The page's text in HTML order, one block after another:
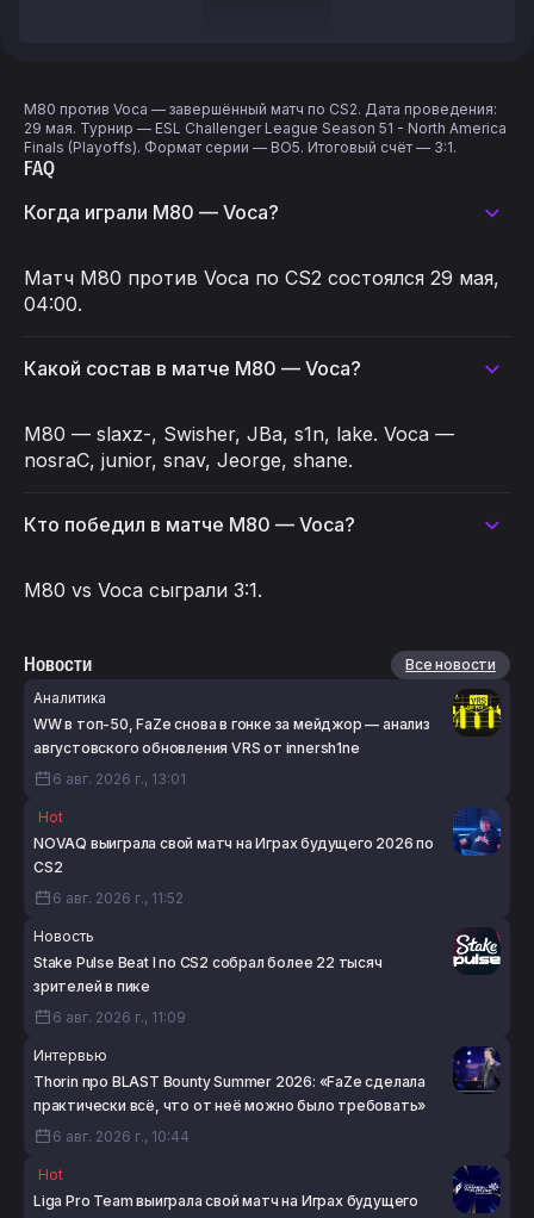
M80 против Voca — завершённый матч по CS2. Дата проведения:
29 мая. Турнир — ESL Challenger League Season 51 - North America
Finals (Playoffs). Формат серии — BO5. Итоговый счёт — 3:1.
FAQ
Когда играли M80 — Voca?
Матч M80 против Voca по CS2 состоялся 29 мая,
04:00.
Какой состав в матче M80 — Voca?
M80 — slaxz-, Swisher, JBa, s1n, lake. Voca —
nosraC, junior, snav, Jeorge, shane.
Кто победил в матче M80 — Voca?
M80 vs Voca сыграли 3:1.
Новости
Все новости
Аналитика
WW в топ-50, FaZe снова в гонке за мейджор — анализ
августовского обновления VRS от innersh1ne
6 авг. 2026 г., 13:01
Hot
NOVAQ выиграла свой матч на Играх будущего 2026 по
CS2
6 авг. 2026 г., 11:52
Новость
Stake Pulse Beat I по CS2 собрал более 22 тысяч
зрителей в пике
6 авг. 2026 г., 11:09
Интервью
Thorin про BLAST Bounty Summer 2026: «FaZe сделала
практически всё, что от неё можно было требовать»
6 авг. 2026 г., 10:44
Hot
Liga Pro Team выиграла свой матч на Играх будущего